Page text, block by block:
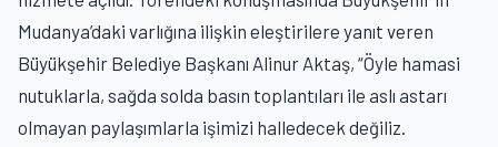
Mudanya’daki varlığına ilişkin eleştirilere yanıt veren
Büyükşehir Belediye Başkanı Alinur Aktaş, “Öyle hamasi
nutuklarla, sağda solda basın toplantıları ile aslı astarı
olmayan paylaşımlarla işimizi halledecek değiliz.